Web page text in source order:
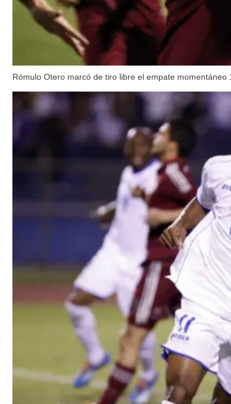
Rómulo Otero marcó de tiro libre el empate